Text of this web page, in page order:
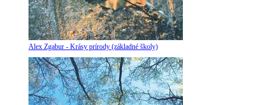
Alex Zgabur - Krásy prírody (základné školy)